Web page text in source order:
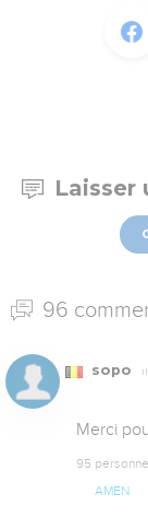
Laisser
96
sopo
Merci
95
AMEN